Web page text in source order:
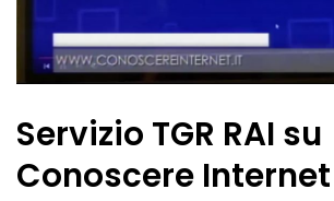
Servizio TGR RAI su
Conoscere Internet